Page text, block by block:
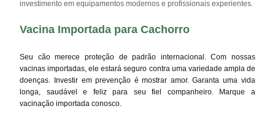
investimento em equipamentos modernos e profissionais experientes.
Vacina Importada para Cachorro
Seu cão merece proteção de padrão internacional. Com nossas
vacinas importadas, ele estará seguro contra uma variedade ampla de
doenças. Investir em prevenção é mostrar amor. Garanta uma vida
longa, saudável e feliz para seu fiel companheiro. Marque a
vacinação importada conosco.